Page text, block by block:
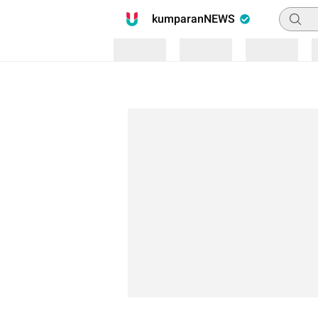
kumparanNEWS